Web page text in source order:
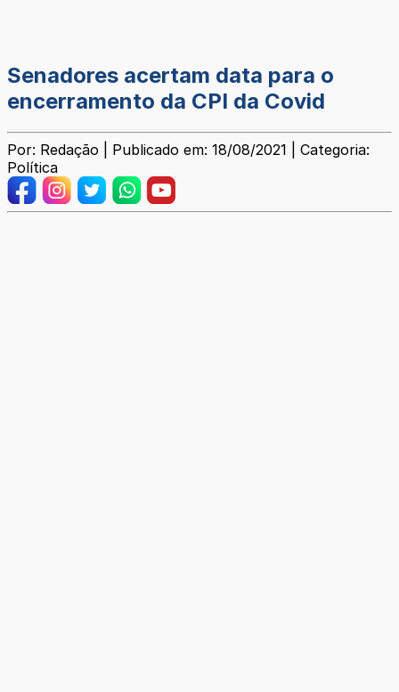
Senadores acertam data para o
encerramento da CPI da Covid
Por: Redação | Publicado em: 18/08/2021 | Categoria:
Política